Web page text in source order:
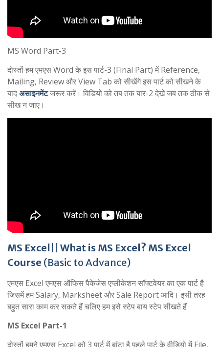
MS Word Part-3
दोस्तों हम एमएस Word के इस पार्ट-3 (Final Part) में Reference,
Mailing, Review और View Tab को सीखेंगे इस पार्ट को सीखने के
बादअसाइनमेंटजरूर करें। विडियो को तब तक बार-2 देखे जब तक ठीक से
सीख न जाए।
MS Excel|| What is MS Excel? MS Excel
Course (Basic to Advance)
एमएस Excel एमएस ऑफिस पैकेजेस एप्लीकेशन सॉफ्टवेयर का एक पार्ट है
जिसमें हम Salary, Marksheet और Sale Report आदि। इसी तरह
बहुत सारा काम कर सकते हैं चलिए हम इसे स्टेप बाय स्टेप सीखते हैं
MS Excel Part-1
दोस्तों हमने एमएस Excel को 3 पार्ट में बांटा है पहले पार्ट के वीडियो में File,